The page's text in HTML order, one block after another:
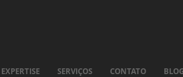
EXPERTISE SERVIÇOS CONTATO